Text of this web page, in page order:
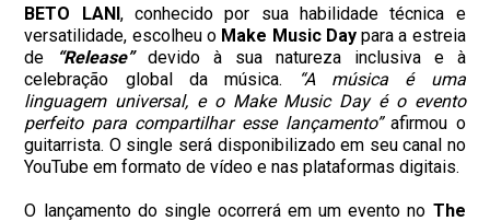
BETO LANI, conhecido por sua habilidade técnica e
versatilidade, escolheu o Make Music Daypara a estreia
de
“Release”devido à sua natureza inclusiva e à
celebração global da música.
“A música é uma
linguagem universal, e o Make Music Day é o evento
perfeito para compartilhar esse lançamento”afirmou o
guitarrista. O single será disponibilizado em seu canal no
YouTube em formato de vídeo e nas plataformas digitais.
O lançamento do single ocorrerá em um evento no The